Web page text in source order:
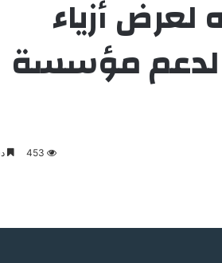
لعرض أزياء
لدعم مؤسسة
453